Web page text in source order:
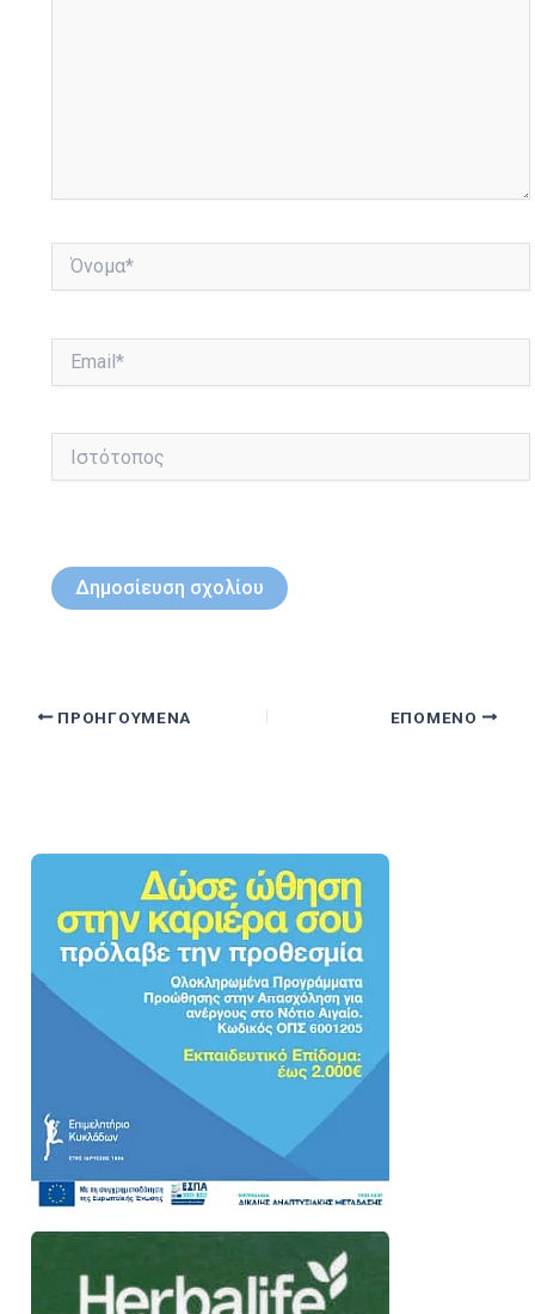
Όνομα*
Ιστότοπος
ΠΡΟΗΓΟΎΜΕΝΑ ΕΠΌΜΕΝΟ